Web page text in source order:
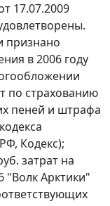
17.07.2009
признано
в 2006 году
по страхованию
пеней и штрафа
Кодекс);
затрат на
"Волк Арктики"